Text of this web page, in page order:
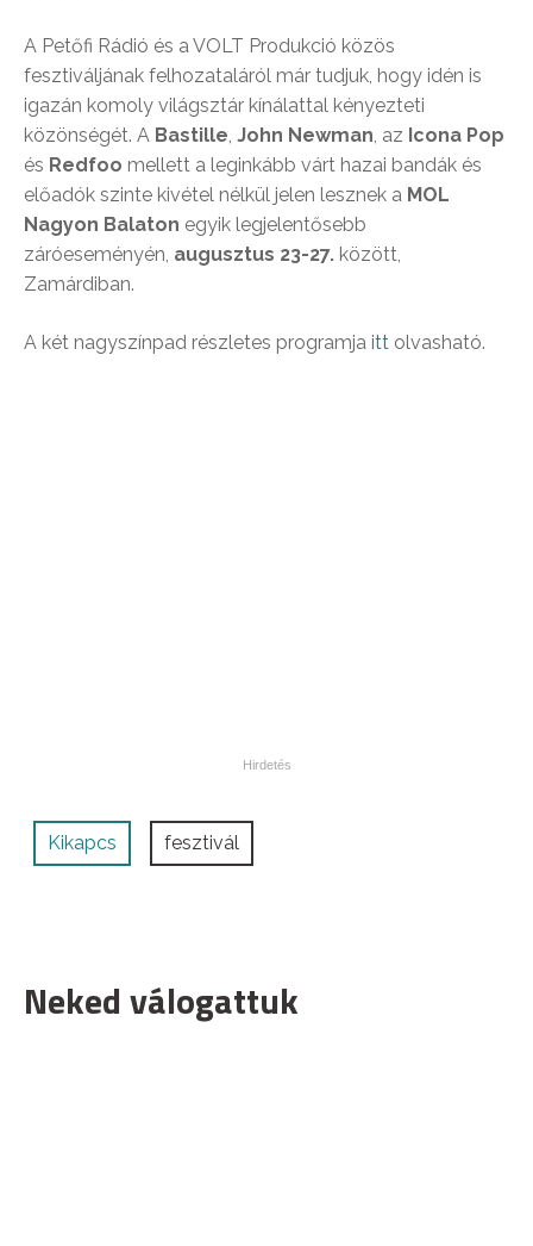
A Petőfi Rádió és a VOLT Produkció közös
fesztiváljának felhozataláról már tudjuk, hogy idén is
igazán komoly világsztár kínálattal kényezteti
közönségét. A Bastille, John Newman, az Icona Pop
és Redfoo mellett a leginkább várt hazai bandák és
előadók szinte kivétel nélkül jelen lesznek a MOL
Nagyon Balaton egyik legjelentősebb
záróeseményén, augusztus 23-27. között,
Zamárdiban.
A két nagyszínpad részletes programja itt olvasható.
Kikapcs fesztivál
Neked válogattuk